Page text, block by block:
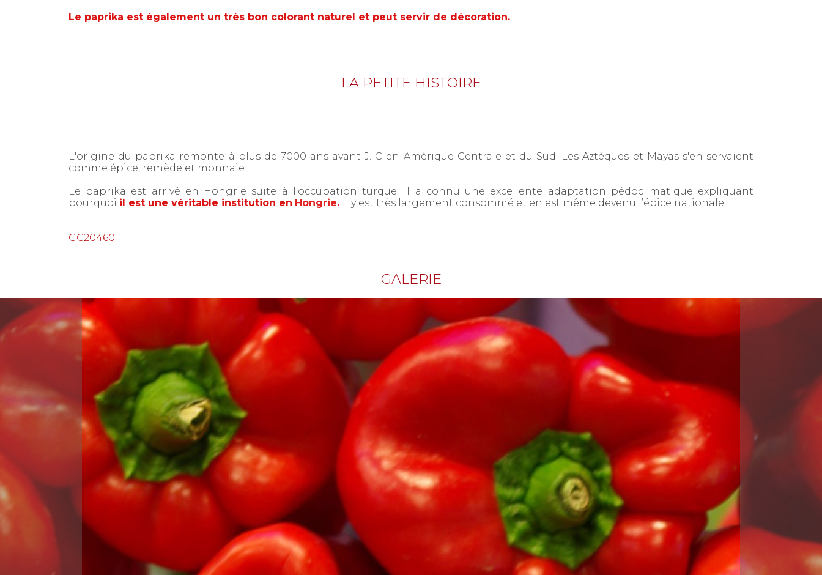
Le paprika est également un très bon colorant naturel et peut servir de décoration.
LA PETITE HISTOIRE
L'origine du paprika remonte à plus de 7000 ans avant J.-C en Amérique Centrale et du Sud. Les Aztèques et Mayas s'en servaient
comme épice, remède et monnaie.
Le paprika est arrivé en Hongrie suite à l'occupation turque. Il a connu une excellente adaptation pédoclimatique expliquant
pourquoi il est une véritable institution en Hongrie. Il y est très largement consommé et en est même devenu l’épice nationale.
GC20460
GALERIE